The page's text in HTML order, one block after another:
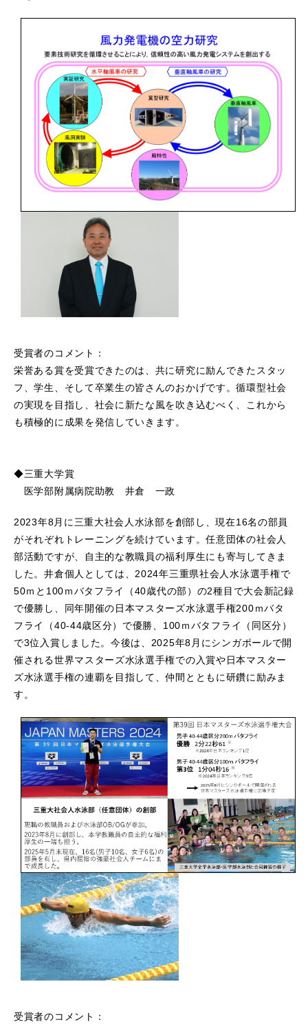
受賞者のコメント：
栄誉ある賞を受賞できたのは、共に研究に励んできたスタッ
フ、学生、そして卒業生の皆さんのおかげです。循環型社会
の実現を目指し、社会に新たな風を吹き込むべく、これから
も積極的に成果を発信していきます。
◆三重大学賞
医学部附属病院助教 井倉 一政
2023年8月に三重大社会人水泳部を創部し、現在16名の部員
がそれぞれトレーニングを続けています。任意団体の社会人
部活動ですが、自主的な教職員の福利厚生にも寄与してきま
した。井倉個人としては、2024年三重県社会人水泳選手権で
50ｍと100ｍバタフライ（40歳代の部）の2種目で大会新記録
で優勝し、同年開催の日本マスターズ水泳選手権200ｍバタ
フライ（40-44歳区分）で優勝、100ｍバタフライ（同区分）
で3位入賞しました。今後は、2025年8月にシンガポールで開
催される世界マスターズ水泳選手権での入賞や日本マスター
ズ水泳選手権の連覇を目指して、仲間とともに研鑽に励みま
す。
受賞者のコメント：